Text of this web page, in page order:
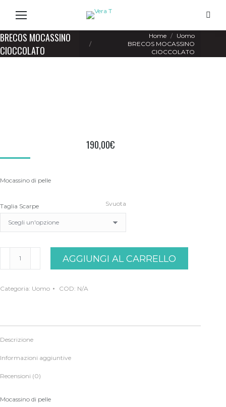
Search:
BRECOS MOCASSINO
CIOCCOLATO
Home
Uomo
BRECOS MOCASSINO
CIOCCOLATO
190,00€
Mocassino di pelle
Taglia Scarpe Svuota
MOCASSINO
AGGIUNGI AL CARRELLO
Categoria: Uomo COD: N/A
Descrizione
Informazioni aggiuntive
Recensioni (0)
Mocassino di pelle